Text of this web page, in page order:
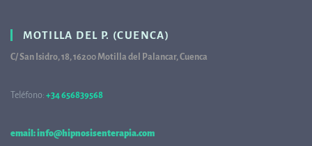
MOTILLA DEL P. (CUENCA)
C/ San Isidro, 18, 16200 Motilla del Palancar, Cuenca
Teléfono: +34 656839568
email: info@hipnosisenterapia.com